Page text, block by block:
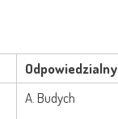
Odpowiedzialny
A. Budych